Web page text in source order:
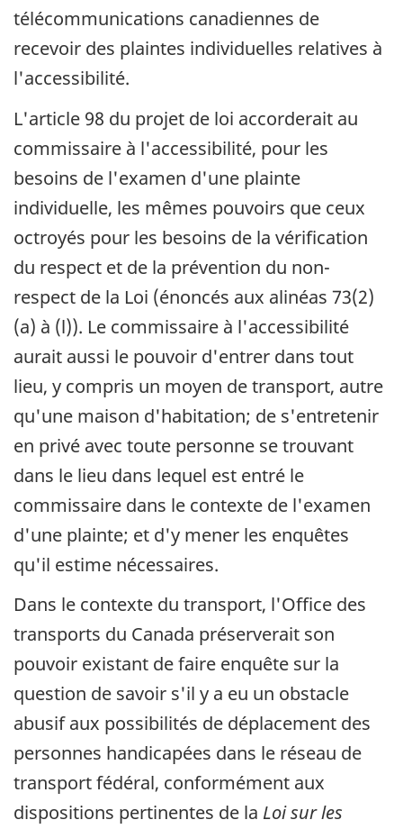
télécommunications canadiennes de
recevoir des plaintes individuelles relatives à
l'accessibilité.
L'article 98 du projet de loi accorderait au
commissaire à l'accessibilité, pour les
besoins de l'examen d'une plainte
individuelle, les mêmes pouvoirs que ceux
octroyés pour les besoins de la vérification
du respect et de la prévention du non-
respect de la Loi (énoncés aux alinéas 73(2)
(a) à (l)). Le commissaire à l'accessibilité
aurait aussi le pouvoir d'entrer dans tout
lieu, y compris un moyen de transport, autre
qu'une maison d'habitation; de s'entretenir
en privé avec toute personne se trouvant
dans le lieu dans lequel est entré le
commissaire dans le contexte de l'examen
d'une plainte; et d'y mener les enquêtes
qu'il estime nécessaires.
Dans le contexte du transport, l'Office des
transports du Canada préserverait son
pouvoir existant de faire enquête sur la
question de savoir s'il y a eu un obstacle
abusif aux possibilités de déplacement des
personnes handicapées dans le réseau de
transport fédéral, conformément aux
dispositions pertinentes de la Loi sur les